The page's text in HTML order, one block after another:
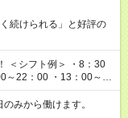
続けられる」と好評の
～22：00 ・13：00～
みから働けます。